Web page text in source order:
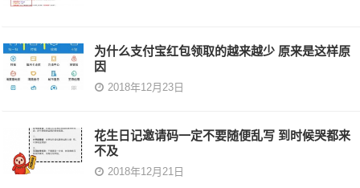
为什么支付宝红包领取的越来越少 原来是这样原
因
2018年12月23日
花生日记邀请码一定不要随便乱写 到时候哭都来
不及
2018年12月21日